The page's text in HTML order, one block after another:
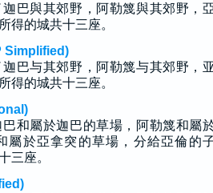
巴與其郊野，阿勒篾與其郊野，
得的城共十三座。
Simplified)
巴与其郊野，阿勒篾与其郊野，亚
得的城共十三座。
和屬於迦巴的草場，阿勒篾和屬
屬於亞拿突的草場，分給亞倫的
三座。